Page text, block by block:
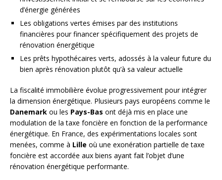
d’énergie générées
Les obligations vertes émises par des institutions
financières pour financer spécifiquement des projets de
rénovation énergétique
Les prêts hypothécaires verts, adossés à la valeur future du
bien après rénovation plutôt qu’à sa valeur actuelle
La fiscalité immobilière évolue progressivement pour intégrer
la dimension énergétique. Plusieurs pays européens comme le
Danemark ou les Pays-Bas ont déjà mis en place une
modulation de la taxe foncière en fonction de la performance
énergétique. En France, des expérimentations locales sont
menées, comme à Lille où une exonération partielle de taxe
foncière est accordée aux biens ayant fait l’objet d’une
rénovation énergétique performante.